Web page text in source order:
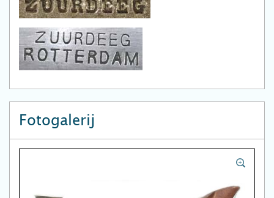
Fotogalerij